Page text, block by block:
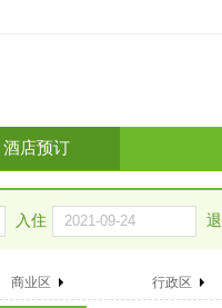
酒店预订
入住
商业区 行政区